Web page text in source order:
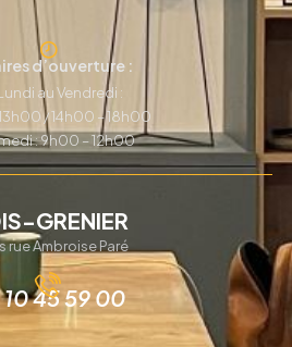
d’ouverture :
au Vendredi :
/ 14h00 – 18h00
: 9h00 – 12h00
GRENIER
rue Ambroise Paré
45 59 00